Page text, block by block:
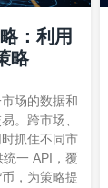
：利用
略
场的数据和
。跨市场、
抓住不同市
一 API，覆
，为策略提